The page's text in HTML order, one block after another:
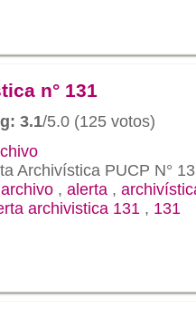
n° 131
3.1/5.0 (125 votos)
Archivística PUCP N°
archivo , alerta ,
archivistica 131 , 131